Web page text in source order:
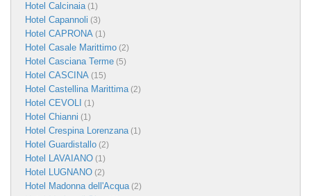
Hotel Calcinaia(1)
Hotel Capannoli (3)
Hotel CAPRONA (1)
Hotel Casale Marittimo (2)
Hotel Casciana Terme (5)
Hotel CASCINA (15)
Hotel Castellina Marittima(2)
Hotel CEVOLI (1)
Hotel Chianni (1)
Hotel Crespina Lorenzana(1)
Hotel Guardistallo (2)
Hotel LAVAIANO (1)
Hotel LUGNANO (2)
Hotel Madonna dell'Acqua(2)